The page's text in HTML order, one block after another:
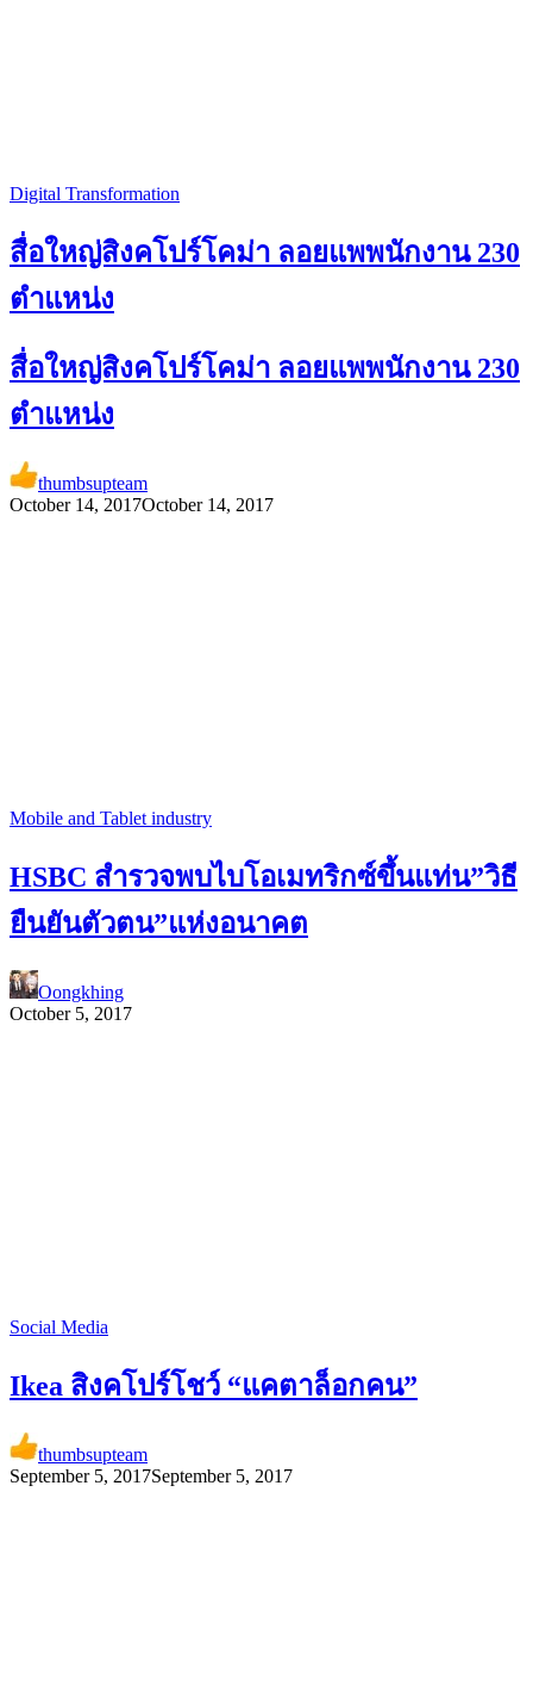
Digital Transformation
สื่อใหญ่สิงคโปร์โคม่า ลอยแพพนักงาน 230
ตำแหน่ง
สื่อใหญ่สิงคโปร์โคม่า ลอยแพพนักงาน 230
ตำแหน่ง
thumbsupteam
October 14, 2017October 14, 2017
Mobile and Tablet industry
HSBC สำรวจพบไบโอเมทริกซ์ขึ้นแท่น”วิธี
ยืนยันตัวตน”แห่งอนาคต
Oongkhing
October 5, 2017
Social Media
Ikea สิงคโปร์โชว์ “แคตาล็อกคน”
thumbsupteam
September 5, 2017September 5, 2017